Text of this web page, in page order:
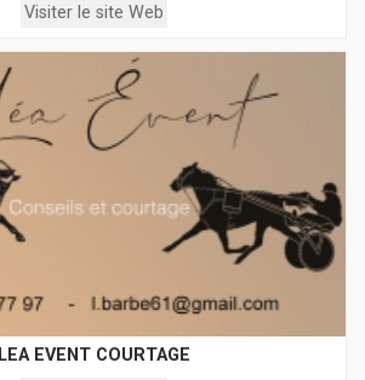
Visiter le site Web
LEA EVENT COURTAGE